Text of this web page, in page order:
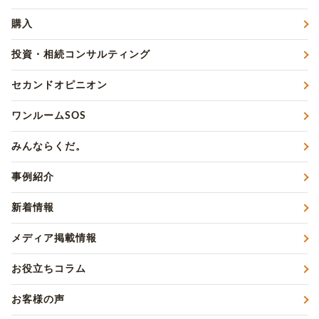
購入
投資・相続コンサルティング
セカンドオピニオン
ワンルームSOS
みんならくだ。
事例紹介
新着情報
メディア掲載情報
お役立ちコラム
お客様の声